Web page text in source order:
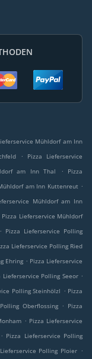
Mühldorf am Inn
.
Pizza Lieferservice
am Inn Thal .
Pizza
am Inn Kuttenreut .
Mühldorf am Inn
Pizza Lieferservice Mühldorf
. Pizza Lieferservice Polling
Lieferservice Polling Ried
Ehring . Pizza Lieferservice
Lieferservice Polling Seeor .
Polling Steinhölzl . Pizza
Oberflossing . Pizza
. Pizza Lieferservice
. Pizza Lieferservice Polling
Polling Ploier .